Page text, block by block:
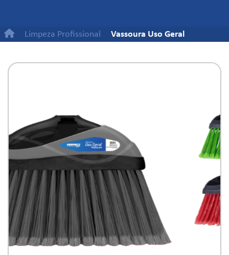
Limpeza Profissional Vassoura Uso Geral